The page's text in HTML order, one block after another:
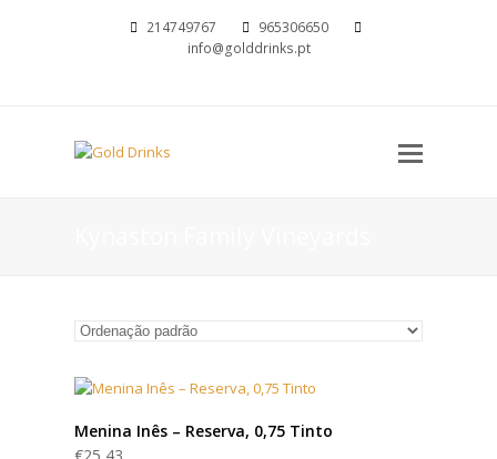
214749767
965306650
info@golddrinks.pt
Open
Menina Inês – Reserva, 0,75 Tinto